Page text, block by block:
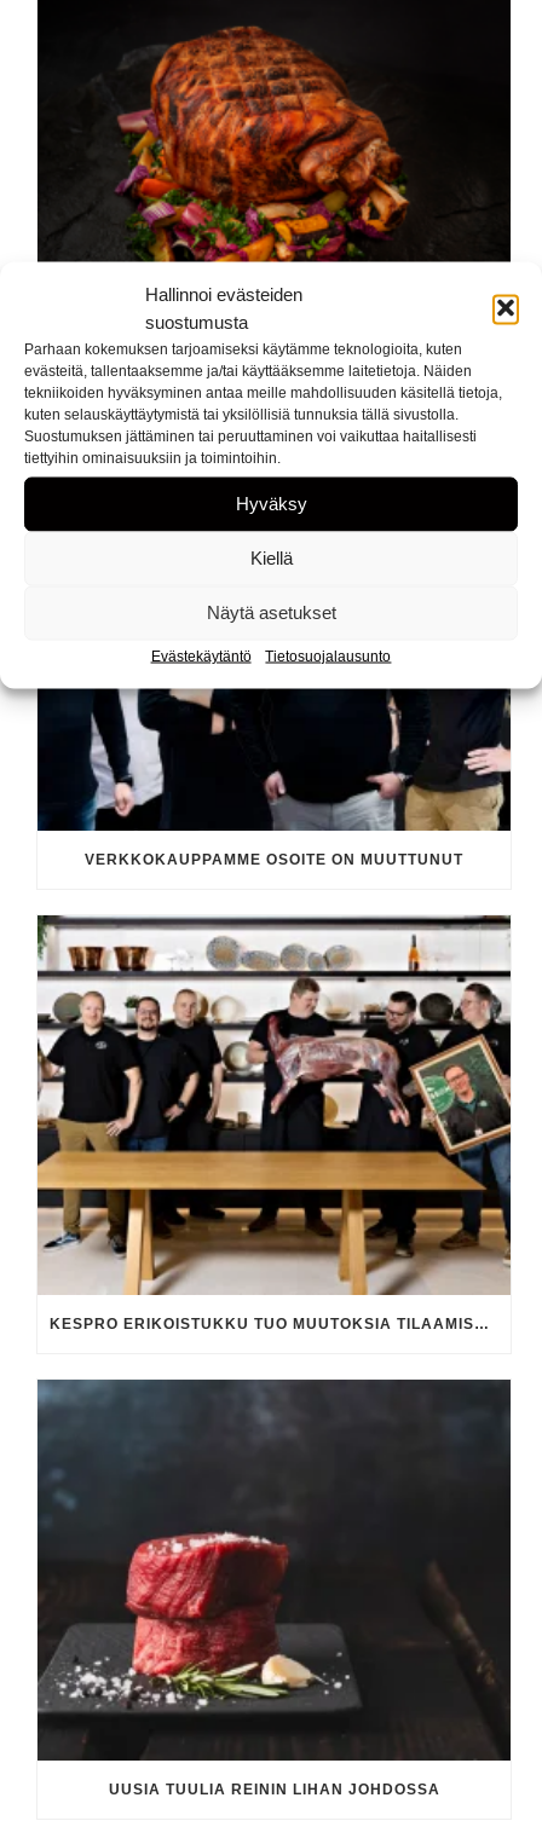
Hallinnoi evästeiden
suostumusta
Parhaan kokemuksen tarjoamiseksi käytämme teknologioita, kuten
evästeitä, tallentaaksemme ja/tai käyttääksemme laitetietoja. Näiden
tekniikoiden hyväksyminen antaa meille mahdollisuuden käsitellä tietoja,
kuten selauskäyttäytymistä tai yksilöllisiä tunnuksia tällä sivustolla.
Suostumuksen jättäminen tai peruuttaminen voi vaikuttaa haitallisesti
tiettyihin ominaisuuksiin ja toimintoihin.
Hyväksy
Kiellä
Näytä asetukset
Evästekäytäntö Tietosuojalausunto
REININ LIHAN JOULUN HERKUT LÖYDÄT K-KAUPOISTA
VERKKOKAUPPAMME OSOITE ON MUUTTUNUT
KESPRO ERIKOISTUKKU TUO MUUTOKSIA TILAAMISESSA JA YHTEYKSISSÄ
UUSIA TUULIA REININ LIHAN JOHDOSSA